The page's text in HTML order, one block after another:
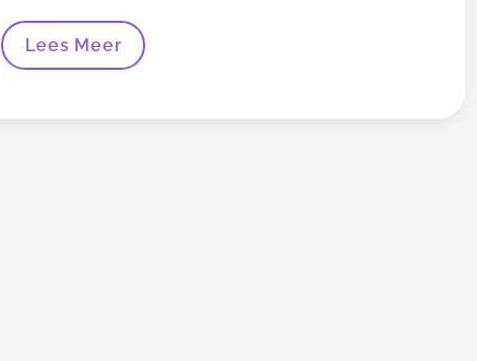
Sculpfun
S30
Lees Meer